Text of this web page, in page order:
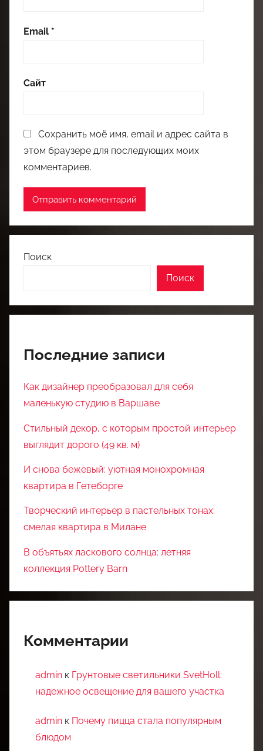
Email *
Сайт
Сохранить моё имя, email и адрес сайта в
этом браузере для последующих моих
комментариев.
Поиск
Поиск
Последние записи
Как дизайнер преобразовал для себя
маленькую студию в Варшаве
Стильный декор, с которым простой интерьер
выглядит дорого (49 кв. м)
И снова бежевый: уютная монохромная
квартира в Гетеборге
Творческий интерьер в пастельных тонах:
смелая квартира в Милане
В объятьях ласкового солнца: летняя
коллекция Pottery Barn
Комментарии
admin к Грунтовые светильники SvetHoll:
надежное освещение для вашего участка
admin к Почему пицца стала популярным
блюдом